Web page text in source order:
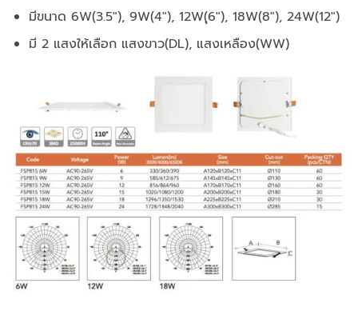
มีขนาด 6W(3.5″), 9W(4″), 12W(ุ6″), 18W(8″), 24W(12″)
มี 2 แสงให้เลือก แสงขาว(DL), แสงเหลือง(WW)